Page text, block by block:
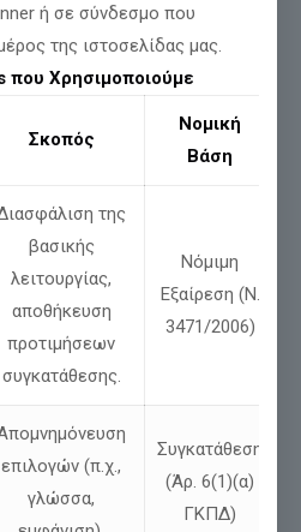
σαν κι εσένα.
πράγματα.
κύκλο επικοινωνίας, αλήθειας
ΕΣΕΝΑ μέσα σε αυτόν
λόγια…
ή σε σύνδεσμο που
της ιστοσελίδας μας.
που Χρησιμοποιούμε
Σκοπός
Νομική
Βάση
της
βασικής
λειτουργίας,
αποθήκευση
προτιμήσεων
συγκατάθεσης.
Νόμιμη
Εξαίρεση (Ν.
3471/2006)
επιλογών (π.χ.,
γλώσσα,
Συγκατάθεση
(Άρ. 6(1)(α)
ΓΚΠΔ)